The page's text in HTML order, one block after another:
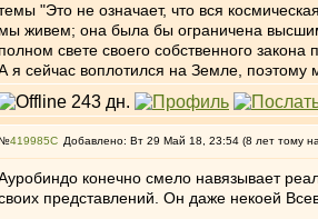
"Это не означает, что вся
мы живем; она была бы ограничена
полном свете своего собственного закона
я сейчас воплотился на Земле, поэтому
№419985 Добавлено: Вт 29 Май 18, 23:54 (8 лет тому
конечно смело навязывает
представлений. Он даже некоей